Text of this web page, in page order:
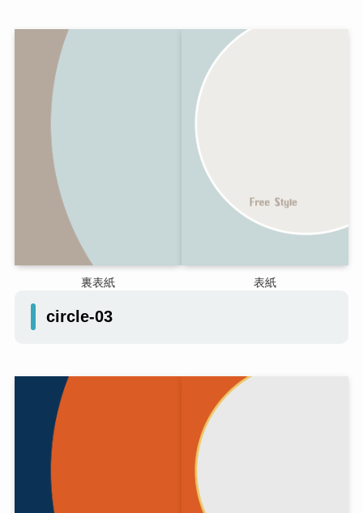
裏表紙 表紙
circle-03